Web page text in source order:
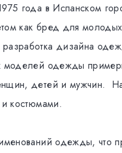
года в Испанском
как бред для
дизайна
моделей одежды
детей и мужчин.
и костюмами.
одежды, что